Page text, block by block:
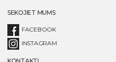
SEKOJIET MUMS
FACEBOOK
INSTAGRAM